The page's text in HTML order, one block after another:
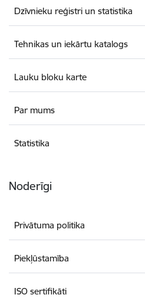
Dzīvnieku reģistri un statistika
Tehnikas un iekārtu katalogs
Lauku bloku karte
Par mums
Statistika
Noderīgi
Privātuma politika
Piekļūstamība
ISO sertifikāti